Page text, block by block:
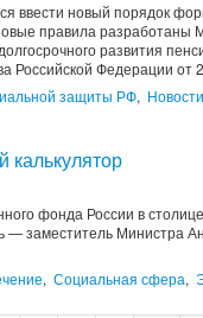
ввести новый порядок
правила разработаны
развития
Российской Федерации от
защиты РФ, Новости
калькулятор
фонда России в
— заместитель Министра
, Социальная сфера,